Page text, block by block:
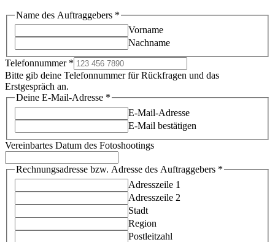
Name des Auftraggebers *
Vorname
Nachname
Telefonnummer *
Bitte gib deine Telefonnummer für Rückfragen und das
Erstgespräch an.
Deine E-Mail-Adresse *
E-Mail-Adresse
E-Mail bestätigen
Vereinbartes Datum des Fotoshootings
Rechnungsadresse bzw. Adresse des Auftraggebers *
Adresszeile 1
Adresszeile 2
Stadt
Region
Postleitzahl